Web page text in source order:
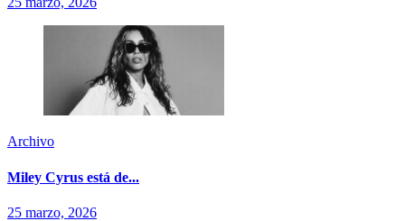
Archivo
Miley Cyrus está de...
25 marzo, 2026